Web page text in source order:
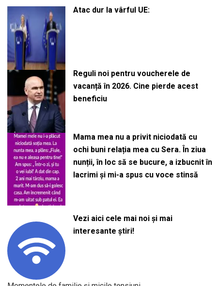
Atac dur la vârful UE:
Reguli noi pentru voucherele de
vacanță în 2026. Cine pierde acest
beneficiu
Mama mea nu a privit niciodată cu
ochi buni relația mea cu Sera. În ziua
nunții, în loc să se bucure, a izbucnit în
lacrimi și mi-a spus cu voce stinsă
Vezi aici cele mai noi și mai
interesante știri!